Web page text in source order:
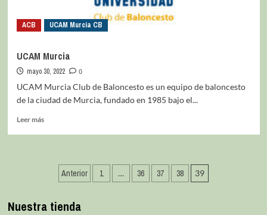
ACB UCAM Murcia CB
UCAM Murcia
mayo 30, 2022
0
UCAM Murcia Club de Baloncesto es un equipo de baloncesto
de la ciudad de Murcia, fundado en 1985 bajo el...
Leer más
Anterior 1 … 36 37 38 39
Nuestra tienda